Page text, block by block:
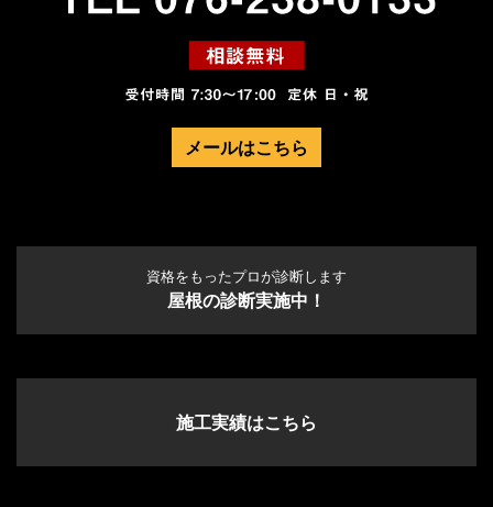
メールはこちら
資格をもったプロが診断します
屋根の診断実施中！
施工実績はこちら